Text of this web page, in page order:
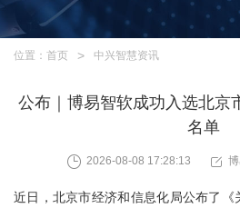
位置： 首页 中兴智慧资讯
公布｜博易智软成功入选北京
名单
2026-08-08 17:28:13
近日，北京市经济和信息化局公布了